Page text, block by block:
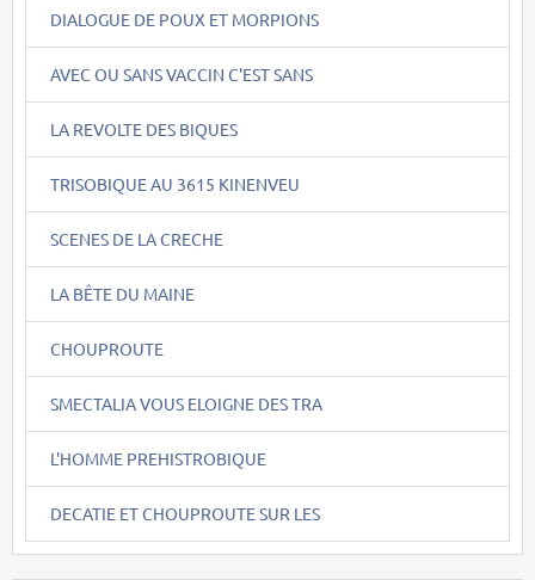
DIALOGUE DE POUX ET MORPIONS
AVEC OU SANS VACCIN C'EST SANS
LA REVOLTE DES BIQUES
TRISOBIQUE AU 3615 KINENVEU
SCENES DE LA CRECHE
LA BÊTE DU MAINE
CHOUPROUTE
SMECTALIA VOUS ELOIGNE DES TRA
L'HOMME PREHISTROBIQUE
DECATIE ET CHOUPROUTE SUR LES